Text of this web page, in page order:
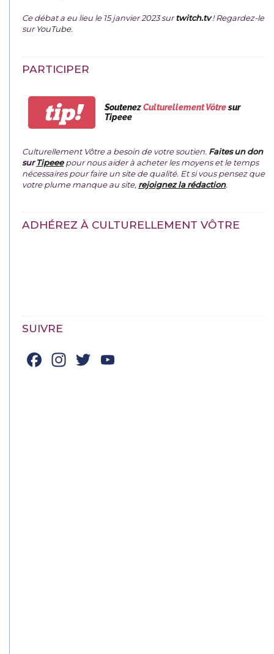
Ce débat a eu lieu le 15 janvier 2023 surtwitch.tv ! Regardez-le
surYouTube.
PARTICIPER
tip! SoutenezCulturellement Vôtresur
Tipeee
Culturellement Vôtre a besoin de votre soutien. Faites un don
surTipeeepour nous aider à acheter les moyens et le temps
nécessaires pour faire un site de qualité. Et si vous pensez que
votre plume manque au site, rejoignez la rédaction.
ADHÉREZ À CULTURELLEMENT VÔTRE
SUIVRE
Facebook
Instagram
Twitter